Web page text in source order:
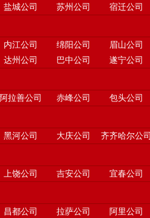
盐城公司 苏州公司 宿迁公司
内江公司 绵阳公司 眉山公司
达州公司 巴中公司 遂宁公司
阿拉善公司 赤峰公司 包头公司
黑河公司 大庆公司 齐齐哈尔公司
上饶公司 吉安公司 宜春公司
昌都公司 拉萨公司 阿里公司